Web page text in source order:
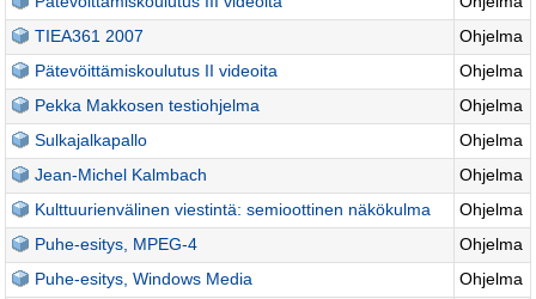
TIEA361 2007
Ohjelma
Pätevöittämiskoulutus II videoita
Ohjelma
Pekka Makkosen testiohjelma
Ohjelma
Sulkajalkapallo
Ohjelma
Jean-Michel Kalmbach
Ohjelma
Kulttuurienvälinen viestintä: semioottinen näkökulma
Ohjelma
Puhe-esitys, MPEG-4
Ohjelma
Puhe-esitys, Windows Media
Ohjelma